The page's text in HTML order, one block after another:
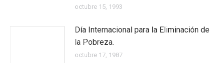
octubre 15, 1993
Día Internacional para la Eliminación de
la Pobreza.
octubre 17, 1987